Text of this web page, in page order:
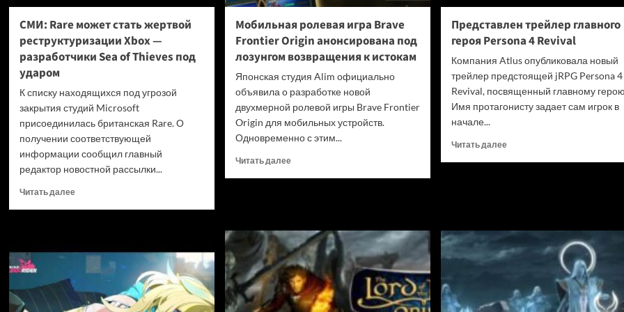
не
убивать
диски
СМИ: Rare может стать жертвой
реструктуризации Xbox —
разработчики Sea of Thieves под
ударом
К списку находящихся под угрозой
закрытия студий Microsoft
присоединилась британская Rare. О
получении соответствующей
информации сообщил главный
редактор новостной рассылки...
Читать далееПрочитать
может
жертвой
реструктуризации
Xbox
Мобильная ролевая игра Brave
Frontier Origin анонсирована под
лозунгом возвращения к истокам
Японская студия Alim официально
объявила о разработке новой
двухмерной ролевой игры Brave Frontier
Origin для мобильных устройств.
Одновременно с этим...
Читать далееПрочитать
Brave
Frontier
Origin
анонсирована
под
лозунгом
Представлен трейлер главного
героя Persona 4 Revival
Компания Atlus опубликовала новый
трейлер предстоящей jRPG Persona 4
Revival, посвященный главному
Имя протагонисту задает сам игрок в
начале...
Читать далееПрочитать
Persona
4